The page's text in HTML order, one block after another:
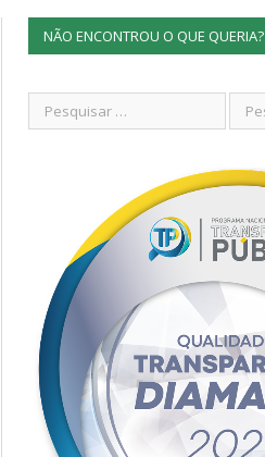
NÃO ENCONTROU O QUE QUERIA?